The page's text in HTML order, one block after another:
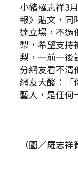
小豬羅志祥3
報》貼文，同
達立場，不過
梨，希望支持
梨，一前一後
分網友看不清
網友大酸：「
藝人，是任何
（圖／羅志祥